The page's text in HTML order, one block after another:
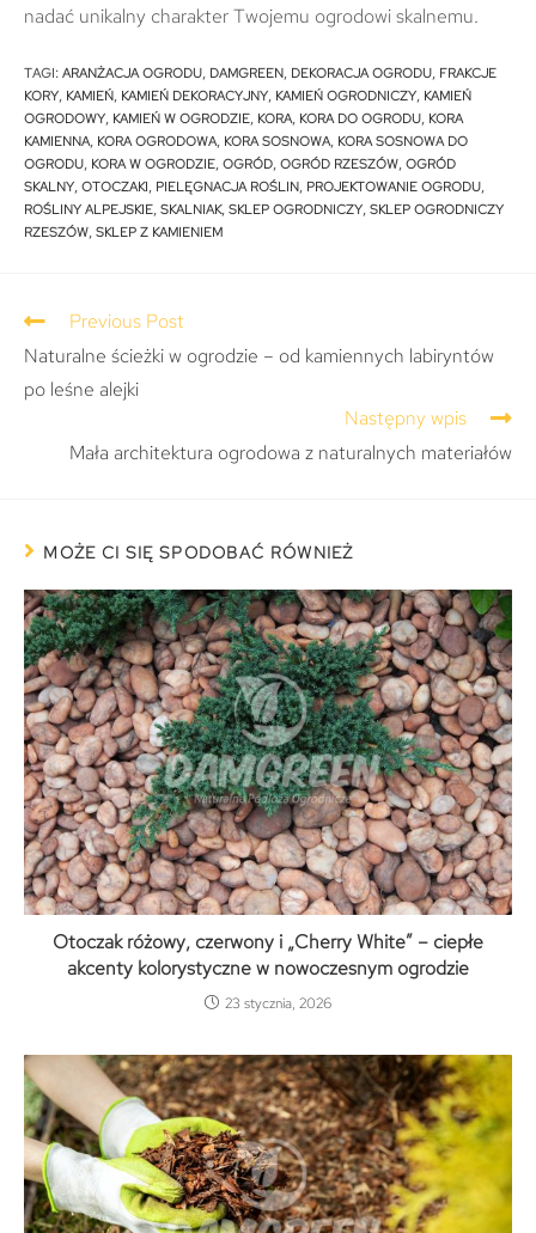
nadać unikalny charakter Twojemu ogrodowi skalnemu.
TAGI: ARANŻACJA OGRODU, DAMGREEN, DEKORACJA OGRODU, FRAKCJE
KORY, KAMIEŃ, KAMIEŃ DEKORACYJNY, KAMIEŃ OGRODNICZY, KAMIEŃ
OGRODOWY, KAMIEŃ W OGRODZIE, KORA, KORA DO OGRODU, KORA
KAMIENNA, KORA OGRODOWA, KORA SOSNOWA, KORA SOSNOWA DO
OGRODU, KORA W OGRODZIE, OGRÓD, OGRÓD RZESZÓW, OGRÓD
SKALNY, OTOCZAKI, PIELĘGNACJA ROŚLIN, PROJEKTOWANIE OGRODU,
ROŚLINY ALPEJSKIE, SKALNIAK, SKLEP OGRODNICZY, SKLEP OGRODNICZY
RZESZÓW, SKLEP Z KAMIENIEM
Previous Post
Naturalne ścieżki w ogrodzie – od kamiennych labiryntów
po leśne alejki
Następny wpis
Mała architektura ogrodowa z naturalnych materiałów
MOŻE CI SIĘ SPODOBAĆ RÓWNIEŻ
Otoczak różowy, czerwony i „Cherry White” – ciepłe
akcenty kolorystyczne w nowoczesnym ogrodzie
23 stycznia, 2026